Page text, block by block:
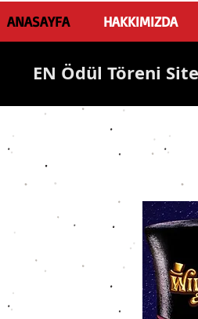
ANASAYFA HAKKIMIZDA
EN Ödül Töreni